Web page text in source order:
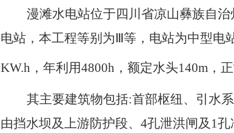
漫滩水电站位于四川省凉山彝族自
电站，本工程等别为Ⅲ等，电站为中型电
KW.h，年利用4800h，额定水头140m，
其主要建筑物包括:首部枢纽、引水
由挡水坝及上游防护段、4孔泄洪闸及1